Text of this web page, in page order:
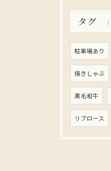
タグ
駐車場あり
焼きしゃぶ
黒毛和牛
リブロース